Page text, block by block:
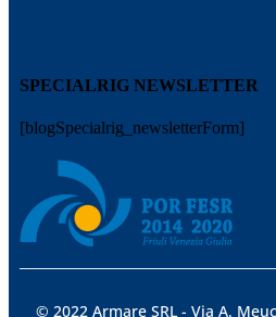
SPECIALRIG NEWSLETTER
[blogSpecialrig_newsletterForm]
© 2022 Armare SRL - Via A.